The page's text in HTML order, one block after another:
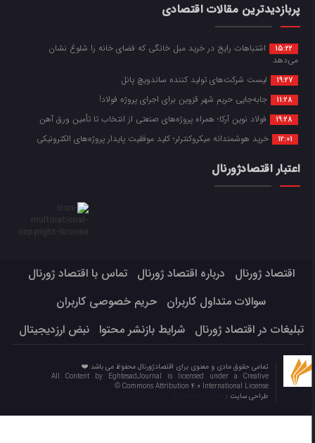
پربازدیدترین مقالات اقتصادی
15:22
اشتباهات رایج در خرید مبل خانگی که فضای خانه را شلوغ نشان
می‌دهد
19:27 لیست شرکت‌های تولید کننده ساندویچ پانل
11:28 جابه‌جایی حریم شهر قزوین برای اجرای پروژه فولاد!
19:28 فولاد نوین آرکا؛ همراه پروژه‌های صنعتی از انتخاب تا تأمین ورق آهن
12:01 خرید هوشمندانه میکروکنترلر؛ کلید موفقیت پایدار پروژه‌های الکترونیکی
اعتبار اقتصادژورنال
اقتصاد ژورنال درباره اقتصاد ژورنال
تماس با اقتصاد ژورنال
سوالات متداول کاربران
حریم خصوصی کاربران
تبلیغات در اقتصاد ژورنال
شرایط بازنشر محتوا نبض ارزدیجیتال
تمامی حقوق مادی و معنوی برای اقتصادژورنال محفوظ می باشد ❤️
All Content by EghtesadJournal is licensed under a Creative
Commons Attribution 4.0 International License ©️
طراحی سایت :